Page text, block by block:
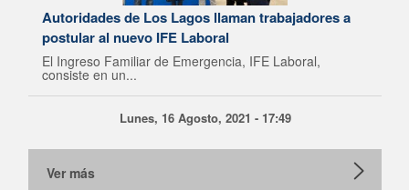
Autoridades de Los Lagos llaman trabajadores a
postular al nuevo IFE Laboral
El Ingreso Familiar de Emergencia, IFE Laboral,
consiste en un...
Lunes, 16 Agosto, 2021 - 17:49
Ver más